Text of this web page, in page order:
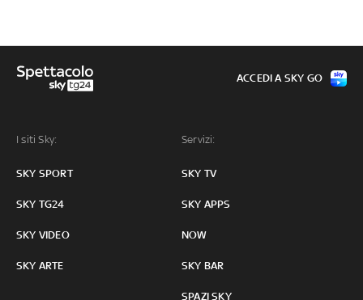
I siti Sky:
SKY SPORT
SKY TG24
SKY VIDEO
SKY ARTE
Servizi:
SKY TV
SKY APPS
NOW
SKY BAR
SPAZI SKY
ACCEDI A SKY GO